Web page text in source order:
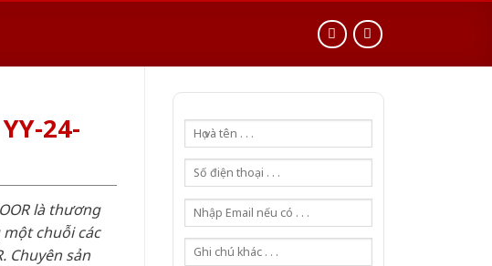
24-
là thương
chuỗi các
Chuyên sản